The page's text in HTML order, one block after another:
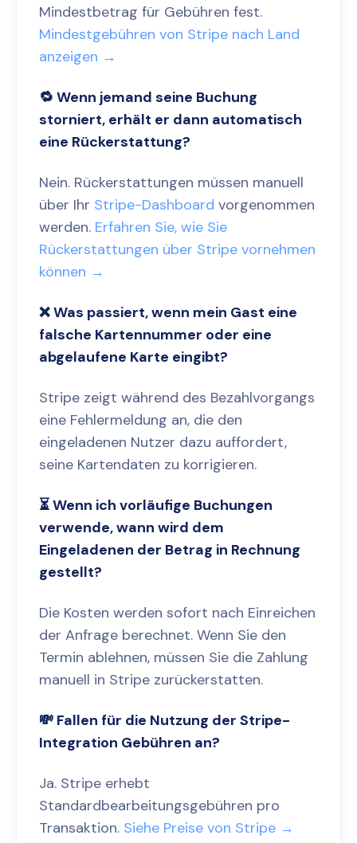
Mindestbetrag für Gebühren fest.
Mindestgebühren von Stripe nach Land
anzeigen →
🔁 Wenn jemand seine Buchung
storniert, erhält er dann automatisch
eine Rückerstattung?
Nein. Rückerstattungen müssen manuell
über Ihr Stripe-Dashboard vorgenommen
werden. Erfahren Sie, wie Sie
Rückerstattungen über Stripe vornehmen
können →
❌ Was passiert, wenn mein Gast eine
falsche Kartennummer oder eine
abgelaufene Karte eingibt?
Stripe zeigt während des Bezahlvorgangs
eine Fehlermeldung an, die den
eingeladenen Nutzer dazu auffordert,
seine Kartendaten zu korrigieren.
⏳ Wenn ich vorläufige Buchungen
verwende, wann wird dem
Eingeladenen der Betrag in Rechnung
gestellt?
Die Kosten werden sofort nach Einreichen
der Anfrage berechnet. Wenn Sie den
Termin ablehnen, müssen Sie die Zahlung
manuell in Stripe zurückerstatten.
💸 Fallen für die Nutzung der Stripe-
Integration Gebühren an?
Ja. Stripe erhebt
Standardbearbeitungsgebühren pro
Transaktion. Siehe Preise von Stripe →